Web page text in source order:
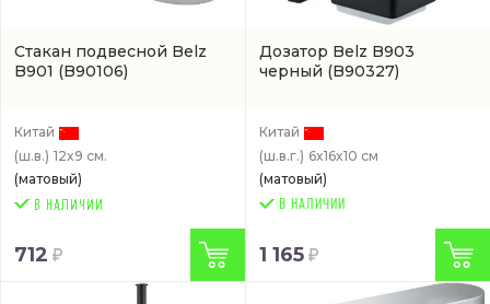
Стакан подвесной Belz
B901 (B90106)
Китай
(ш.в.) 12x9 см.
(матовый)
712
Дозатор Belz B903
черный (B90327)
Китай
(ш.в.г.) 6x16x10 см
(матовый)
В НАЛИЧИИ
1 165